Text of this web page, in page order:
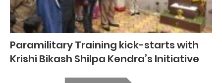
Paramilitary Training kick-starts with
Krishi Bikash Shilpa Kendra’s Initiative